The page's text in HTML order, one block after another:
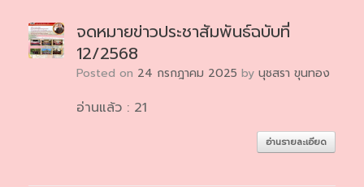
จดหมายข่าวประชาสัมพันธ์ฉบับที่
12/2568
Posted on 24 กรกฎาคม 2025 by นุชสรา ขุนทอง
อ่านแล้ว : 21
อ่านรายละเอียด